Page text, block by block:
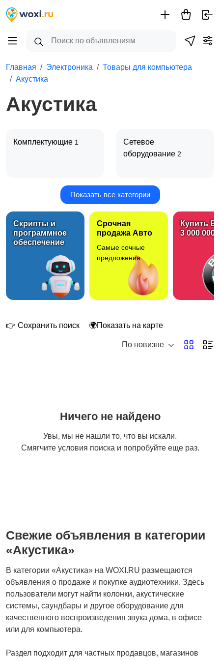
Главная Электроника
Товары для компьютера
Акустика
Акустика
Комплектующие 1
Сетевое
оборудование 2
Клавиатуры и мыши1 Аксессуары
Джойстики и рули
Флэшки и карты
памяти1
диски2
Показать все категории
Скрипты и
программное
обеспечение
Срочная
продажа Авто
Самые сочные
предложения
Купить
3 000 000
👉 Сохранить поиск 🌍Показать на карте
По новизне
Ничего не найдено
Увы, мы не нашли то, что вы искали.
Смягчите условия поиска и попробуйте еще раз.
Свежие объявления в категории
«Акустика»
В категории «Акустика» на WOXI.RU размещаются
объявления о продаже и покупке аудиотехники. Здесь
пользователи могут найти колонки, акустические
системы, саундбары и другое оборудование для
качественного воспроизведения звука дома, в офисе
или для компьютера.
Раздел подходит для частных продавцов, магазинов